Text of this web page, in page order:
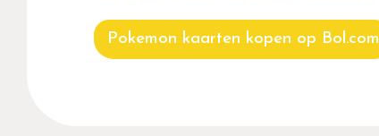
Pokemon kaarten kopen op Bol.com